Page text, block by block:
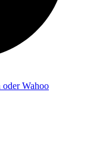
oder Wahoo